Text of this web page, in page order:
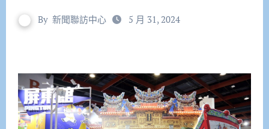
By 新聞聯訪中心 5 月 31, 2024